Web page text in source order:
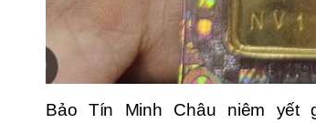
Bảo Tín Minh Châu niêm yết